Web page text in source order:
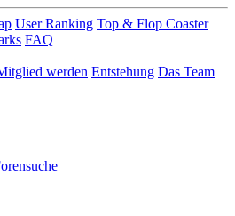
User Ranking Top & Flop Coaster
FAQ
werden Entstehung Das Team